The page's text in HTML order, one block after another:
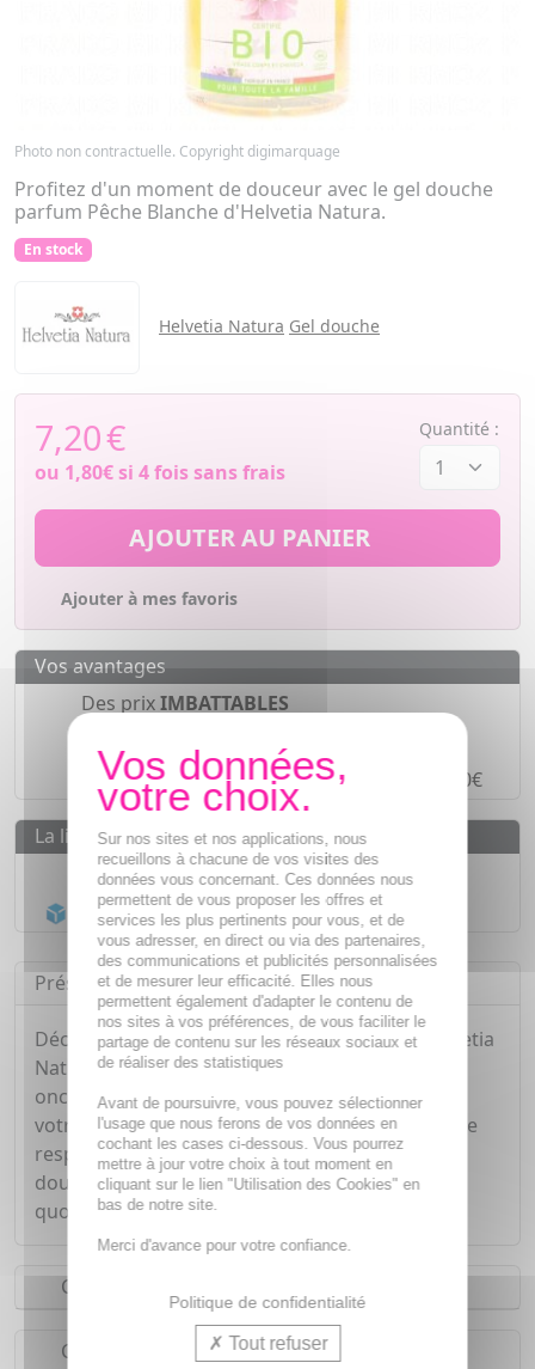
Photo non contractuelle. Copyright digimarquage
Profitez d'un moment de douceur avec le gel douche
parfum Pêche Blanche d'Helvetia Natura.
En stock
Helvetia Natura Gel douche
7,20€
ou 1,80€si 4 fois sans frais
Quantité :
AJOUTER AU PANIER
Ajouter à mes favoris
Vos avantages
Des prixIMBATTABLES
Paiement en4 fois sans frais à partir de 30€
La livraison
Livraison gratuite dès55€
Acheminement Chronoposten 24h*
Présentation
Découvrez le gel douche BIO de la gamme Helvetia
Natura au parfum Pêche blanche. Sa texture
oncteuse et son parfum 100% naturel nettoie
votre peau en profondeur sans l'agresser afin de
respecter l'équilibre de votre épiderme. Ce gel
douche laisse votre peau saine et douce, au
quotidien et pour toute la famille.
Conseils d'utilisation
Composition
Sur nos sites et nos applications, nous
recueillons à chacune de vos visites des
données vous concernant. Ces données nous
permettent de vous proposer les offres et
services les plus pertinents pour vous, et de
vous adresser, en direct ou via des partenaires,
des communications et publicités personnalisées
et de mesurer leur efficacité. Elles nous
permettent également d'adapter le contenu de
nos sites à vos préférences, de vous faciliter le
partage de contenu sur les réseaux sociaux et
de réaliser des statistiques
Avant de poursuivre, vous pouvez sélectionner
l'usage que nous ferons de vos données en
cochant les cases ci-dessous. Vous pourrez
mettre à jour votre choix à tout moment en
cliquant sur le lien "Utilisation des Cookies" en
bas de notre site.
Merci d'avance pour votre confiance.
Politique de confidentialité
Tout refuser